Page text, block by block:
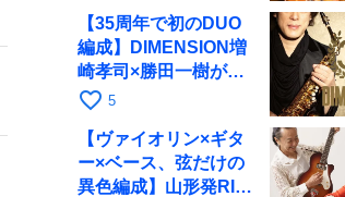
【35周年で初のDUO
編成】DIMENSION増
崎孝司×勝田一樹が10
月11日に京都RAGへ
favorite_border 5
【ヴァイオリン×ギタ
ー×ベース、弦だけの
異色編成】山形発RIM